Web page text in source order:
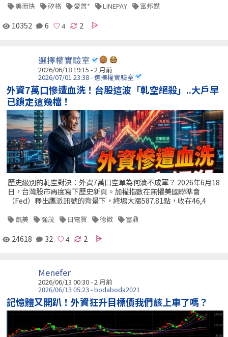
美而快 矽格 愛普* LINEPAY 富邦媒
10352 6 2
選擇權實驗室
2026/06/18 19:15 - 2 月前
2026/07/01 23:38 - 選擇權實驗室
外資7萬口慘遭血洗！台股這波「軋空絕殺」..大戶早
已鎖定這幾檔！
歷史級別的軋空對決：外資7萬口空單為何潰不成軍？ 2026年6月18
日，台灣股市再度寫下歷史新頁。加權指數在無懼美國聯準會
（Fed）釋出鷹派訊號的背景下，終場大漲587.81點，收在46,4
凱美 強茂 日電貿 德微 富鼎
24618 32 2
Menefer
2026/06/13 00:30 - 2 月前
2026/06/13 05:23 - bodaboda2021
記憶體又開趴！外資狂升目標價我們該上車了嗎？